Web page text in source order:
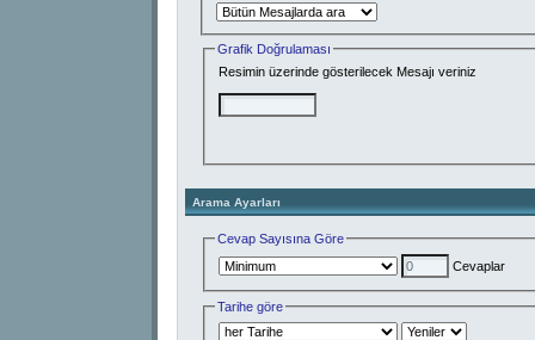
Grafik Doğrulaması
Resimin üzerinde gösterilecek Mesajı veriniz
Arama Ayarları
Cevap Sayısına Göre
Cevaplar
Tarihe göre